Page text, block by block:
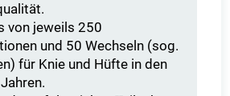
von jeweils 250
und 50 Wechseln (sog.
für Knie und Hüfte in den